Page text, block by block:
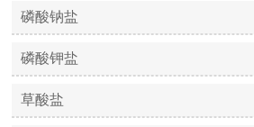
磷酸钠盐
磷酸钾盐
草酸盐